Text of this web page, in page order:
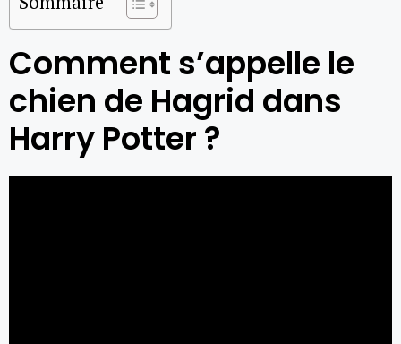
Comment s’appelle le
chien de Hagrid dans
Harry Potter ?